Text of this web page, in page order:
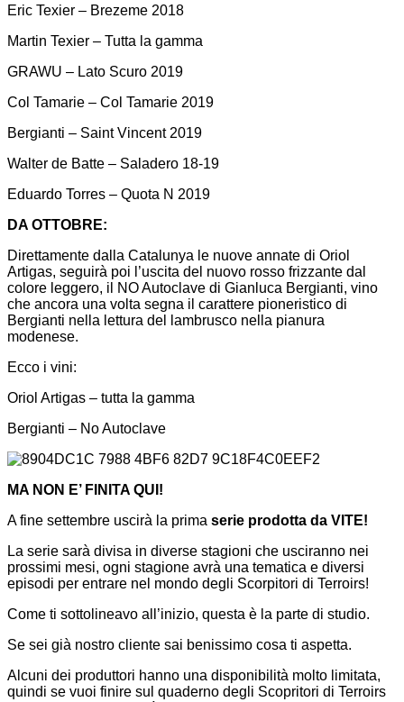
Eric Texier – Brezeme 2018
Martin Texier – Tutta la gamma
GRAWU – Lato Scuro 2019
Col Tamarie – Col Tamarie 2019
Bergianti – Saint Vincent 2019
Walter de Batte – Saladero 18-19
Eduardo Torres – Quota N 2019
DA OTTOBRE:
Direttamente dalla Catalunya le nuove annate di Oriol
Artigas, seguirà poi l’uscita del nuovo rosso frizzante dal
colore leggero, il NO Autoclave di Gianluca Bergianti, vino
che ancora una volta segna il carattere pioneristico di
Bergianti nella lettura del lambrusco nella pianura
modenese.
Ecco i vini:
Oriol Artigas – tutta la gamma
Bergianti – No Autoclave
MA NON E’ FINITA QUI!
A fine settembre uscirà la prima serie prodotta da VITE!
La serie sarà divisa in diverse stagioni che usciranno nei
prossimi mesi, ogni stagione avrà una tematica e diversi
episodi per entrare nel mondo degli Scorpitori di Terroirs!
Come ti sottolineavo all’inizio, questa è la parte di studio.
Se sei già nostro cliente sai benissimo cosa ti aspetta.
Alcuni dei produttori hanno una disponibilità molto limitata,
quindi se vuoi finire sul quaderno degli Scopritori di Terroirs